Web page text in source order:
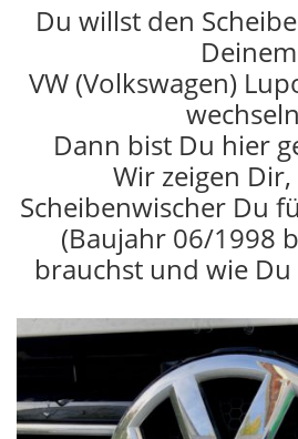
Du willst den
Deinem
VW (Volkswagen)
Dann bist Du hier
Wir zeigen
Scheibenwischer Du
(Baujahr 06/1998
brauchst und wie Du